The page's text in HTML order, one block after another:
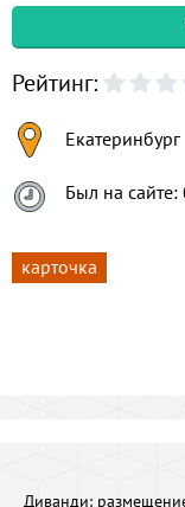
Рейтинг:
Екатеринбург
Был на сайте:
карточка
Диванди: